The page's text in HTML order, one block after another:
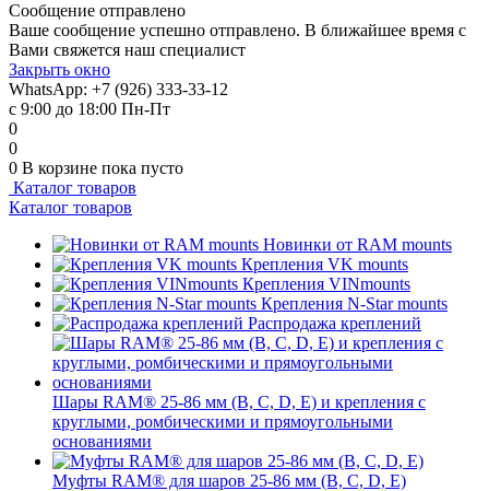
Сообщение отправлено
Ваше сообщение успешно отправлено. В ближайшее время с
Вами свяжется наш специалист
Закрыть окно
WhatsApp: +7 (926) 333-33-12
с 9:00 до 18:00 Пн-Пт
0
0
0 В корзине пока пусто
Каталог товаров
Каталог товаров
Новинки от RAM mounts
Крепления VK mounts
Крепления VINmounts
Крепления N-Star mounts
Распродажа креплений
Шары RAM® 25-86 мм (B, C, D, E) и крепления с
круглыми, ромбическими и прямоугольными
основаниями
Муфты RAM® для шаров 25-86 мм (B, C, D, E)